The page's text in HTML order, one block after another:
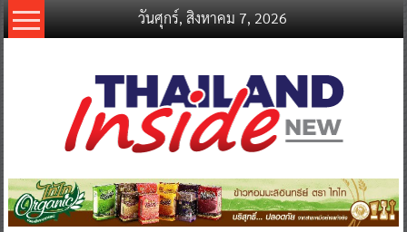
Skip
to
วันศุกร์, สิงหาคม 7, 2026
thailandinsidenew.com
Thailand